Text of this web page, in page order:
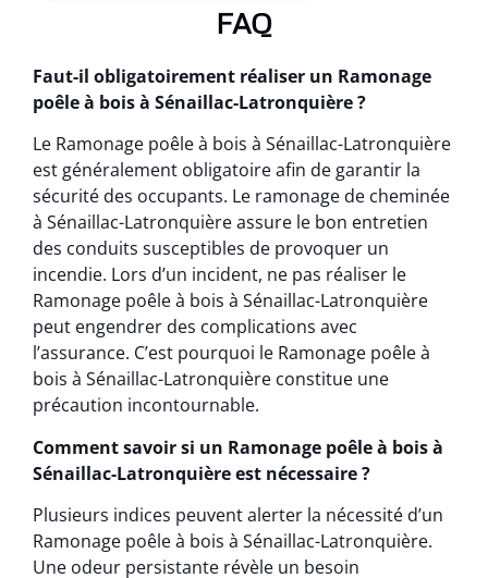
FAQ
Faut-il obligatoirement réaliser un Ramonage
poêle à bois à Sénaillac-Latronquière ?
Le Ramonage poêle à bois à Sénaillac-Latronquière
est généralement obligatoire afin de garantir la
sécurité des occupants. Le ramonage de cheminée
à Sénaillac-Latronquière assure le bon entretien
des conduits susceptibles de provoquer un
incendie. Lors d’un incident, ne pas réaliser le
Ramonage poêle à bois à Sénaillac-Latronquière
peut engendrer des complications avec
l’assurance. C’est pourquoi le Ramonage poêle à
bois à Sénaillac-Latronquière constitue une
précaution incontournable.
Comment savoir si un Ramonage poêle à bois à
Sénaillac-Latronquière est nécessaire ?
Plusieurs indices peuvent alerter la nécessité d’un
Ramonage poêle à bois à Sénaillac-Latronquière.
Une odeur persistante révèle un besoin